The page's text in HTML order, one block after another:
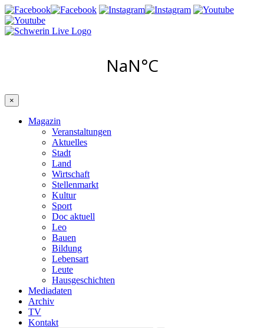
×
Magazin
Veranstaltungen
Aktuelles
Stadt
Land
Wirtschaft
Stellenmarkt
Kultur
Sport
Doc aktuell
Leo
Bauen
Bildung
Lebensart
Leute
Hausgeschichten
Mediadaten
Archiv
TV
Kontakt